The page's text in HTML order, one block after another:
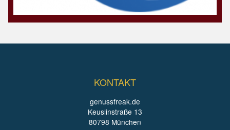
KONTAKT
genussfreak.de
Keuslinstraße 13
80798 München